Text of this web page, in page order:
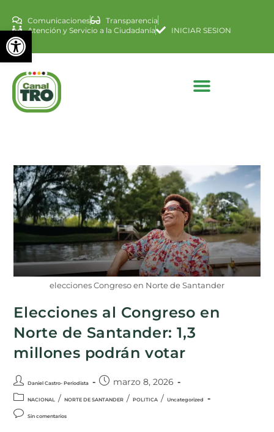
Abrir barra de
Comunicaciones
Transparencia
Atención y Servicio a la Ciudadanía
INICIAR SESION
elecciones Congreso en Norte de Santander
Elecciones al Congreso en
Norte de Santander: 1,3
millones podrán votar
Daniel Castro- Periodista marzo 8, 2026
NACIONAL / NORTE DE SANTANDER / POLITICA / Uncategorized
Sin comentarios